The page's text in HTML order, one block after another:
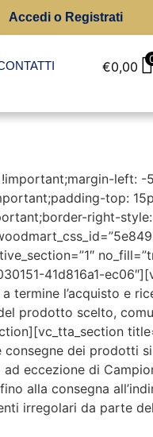
Accedi o Registrati
€0,00
!important;margin-left:
top:
right-
41d816a1-
termine l’acquisto e
prodotto scelto,
consegne dei prodotti
eccezione di
alla consegna
irregolari da parte